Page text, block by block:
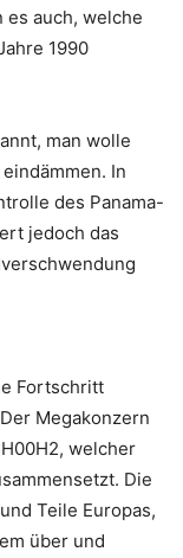
auch, welche
1990
man wolle
In
des Panama-
jedoch das
Fortschritt
Megakonzern
welcher
Die
Teile Europas,
über und